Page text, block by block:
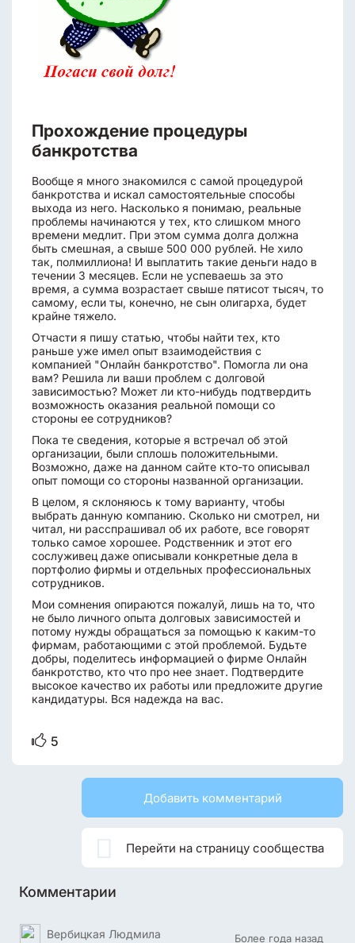
Прохождение процедуры
банкротства
Вообще я много знакомился с самой процедурой
банкротства и искал самостоятельные способы
выхода из него. Насколько я понимаю, реальные
проблемы начинаются у тех, кто слишком много
времени медлит. При этом сумма долга должна
быть смешная, а свыше 500 000 рублей. Не хило
так, полмиллиона! И выплатить такие деньги надо в
течении 3 месяцев. Если не успеваешь за это
время, а сумма возрастает свыше пятисот тысяч, то
самому, если ты, конечно, не сын олигарха, будет
крайне тяжело.
Отчасти я пишу статью, чтобы найти тех, кто
раньше уже имел опыт взаимодействия с
компанией "Онлайн банкротство". Помогла ли она
вам? Решила ли ваши проблем с долговой
зависимостью? Может ли кто-нибудь подтвердить
возможность оказания реальной помощи со
стороны ее сотрудников?
Пока те сведения, которые я встречал об этой
организации, были сплошь положительными.
Возможно, даже на данном сайте кто-то описывал
опыт помощи со стороны названной организации.
В целом, я склоняюсь к тому варианту, чтобы
выбрать данную компанию. Сколько ни смотрел, ни
читал, ни расспрашивал об их работе, все говорят
только самое хорошее. Родственник и этот его
сослуживец даже описывали конкретные дела в
портфолио фирмы и отдельных профессиональных
сотрудников.
Мои сомнения опираются пожалуй, лишь на то, что
не было личного опыта долговых зависимостей и
потому нужды обращаться за помощью к каким-то
фирмам, работающими с этой проблемой. Будьте
добры, поделитесь информацией о фирме Онлайн
банкротство, кто что про нее знает. Подтвердите
высокое качество их работы или предложите другие
кандидатуры. Вся надежда на вас.
5
Добавить комментарий
Перейти на страницу сообщества
Комментарии
Более года назад
Вербицкая Людмила